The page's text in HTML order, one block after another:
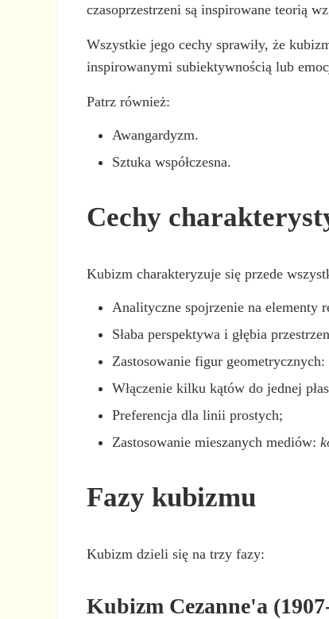
czasoprzestrzeni są inspirowane teorią
Wszystkie jego cechy sprawiły, że
inspirowanymi subiektywnością lub
Patrz również:
Awangardyzm.
Sztuka współczesna.
Cechy
Kubizm charakteryzuje się przede
Analityczne spojrzenie na elementy
Słaba perspektywa i głębia
Zastosowanie figur
Włączenie kilku kątów do jednej
Preferencja dla linii prostych;
Zastosowanie mieszanych mediów:
Fazy kubizmu
Kubizm dzieli się na trzy fazy:
Kubizm Cezanne'a